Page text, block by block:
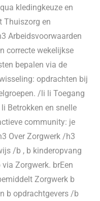
kledingkeuze en
Thuiszorg en
Arbeidsvoorwaarden
correcte wekelijkse
bepalen via de
opdrachten bij
/li li Toegang
Betrokken en snelle
community: je
Over Zorgwerk /h3
/b , b kinderopvang
Zorgwerk. brEen
Zorgwerk b
b opdrachtgevers /b